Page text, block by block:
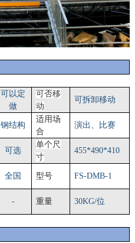
可以定
做
可否移
动
可拆卸移动
钢结构
适用场
合
演出、比赛
可选
单个尺
寸
455*490*410
全国 型号 FS-DMB-1
- 重量 30KG/位